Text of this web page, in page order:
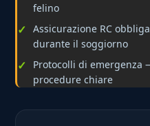
felino
Assicurazione RC
durante il soggiorno
Protocolli di
procedure chiare